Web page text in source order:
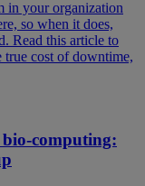
in your organization
so when it does,
Read this article to
true cost of downtime,
computing: